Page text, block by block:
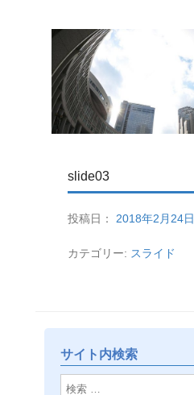
slide03
投稿日： 2018年2月24日
カテゴリー: スライド
サイト内検索
検索